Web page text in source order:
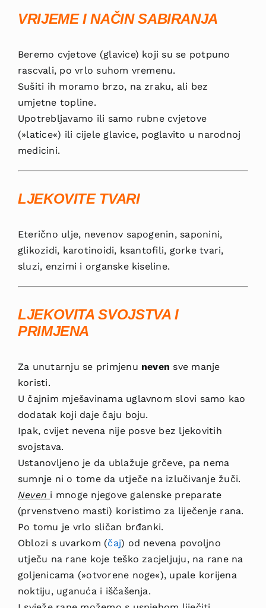
VRIJEME I NAČIN SABIRANJA
Beremo cvjetove (glavice) koji su se potpuno
rascvali, po vrlo suhom vremenu.
Sušiti ih moramo brzo, na zraku, ali bez
umjetne topline.
Upotrebljavamo ili samo rubne cvjetove
(»latice«) ili cijele glavice, po­glavito u narodnoj
medicini.
LJEKOVITE TVARI
Eterično ulje, nevenov sapoge­nin, saponini,
glikozidi, karotinoidi, ksantofili, gorke tvari,
sluzi, enzimi i organske kiseline.
LJEKOVITA SVOJSTVA I
PRIMJENA
Za unutarnju se primjenu neven sve manje
koristi.
U čajnim mješavinama uglavnom slovi samo kao
dodatak koji daje čaju boju.
Ipak, cvijet nevena nije posve bez ljekovitih
svojstava.
Ustanovljeno je da ublažuje grčeve, pa nema
sumnje ni o tome da utječe na izlučivanje žuči.
Neven i mnoge njegove galenske preparate
(prvenstveno ma­sti) koristimo za liječenje rana.
Po tomu je vrlo sličan brđanki.
Oblozi s uvarkom (čaj) od nevena povoljno
utječu na rane koje teško zacjeljuju, na rane na
goljenicama (»otvorene noge«), upale korijena
noktiju, uganuća i išča­šenja.